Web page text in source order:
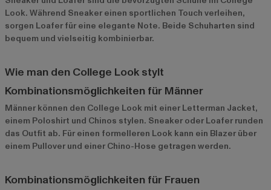
Look. Während Sneaker einen sportlichen Touch verleihen,
sorgen Loafer für eine elegante Note. Beide Schuharten sind
bequem und vielseitig kombinierbar.
Wie man den College Look stylt
Kombinationsmöglichkeiten für Männer
Männer können den College Look mit einer Letterman Jacket,
einem Poloshirt und Chinos stylen. Sneaker oder Loafer runden
das Outfit ab. Für einen formelleren Look kann ein Blazer über
einem Pullover und einer Chino-Hose getragen werden.
Kombinationsmöglichkeiten für Frauen